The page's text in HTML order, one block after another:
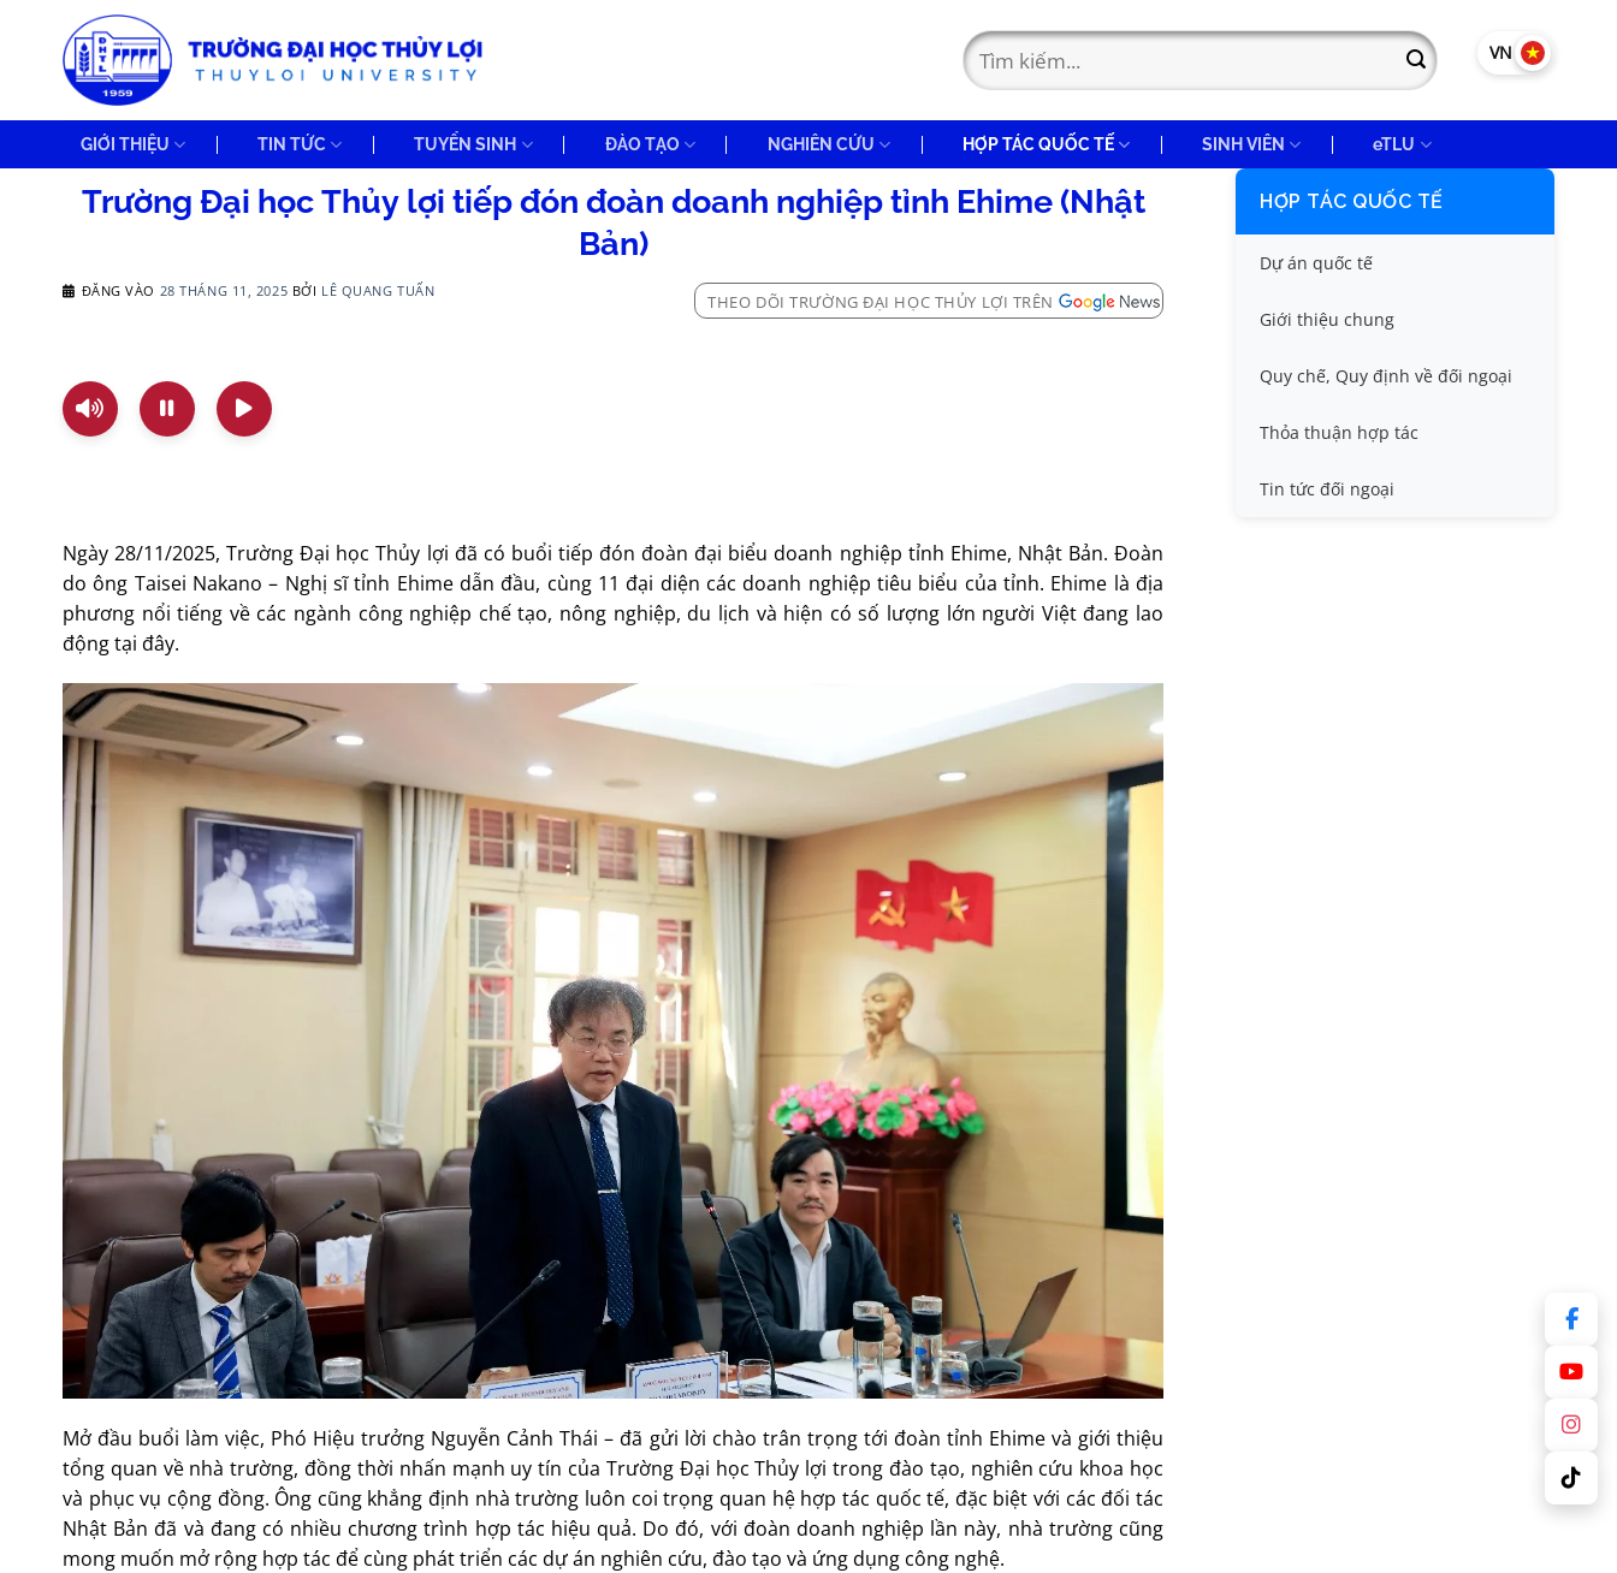
VN EN
GIỚI THIỆU TIN TỨC TUYỂN SINH ĐÀO TẠO NGHIÊN CỨU HỢP TÁC QUỐC TẾ SINH VIÊN eTLU
Trường Đại học Thủy lợi tiếp đón đoàn doanh nghiệp tỉnh Ehime (Nhật
Bản)
ĐĂNG VÀO 28 THÁNG 11, 2025 BỞI LÊ QUANG TUẤN
THEO DÕI TRƯỜNG ĐẠI HỌC THỦY LỢI TRÊN
Ngày 28/11/2025, Trường Đại học Thủy lợi đã có buổi tiếp đón đoàn đại biểu doanh nghiệp tỉnh Ehime, Nhật Bản. Đoàn
do ông Taisei Nakano – Nghị sĩ tỉnh Ehime dẫn đầu, cùng 11 đại diện các doanh nghiệp tiêu biểu của tỉnh. Ehime là địa
phương nổi tiếng về các ngành công nghiệp chế tạo, nông nghiệp, du lịch và hiện có số lượng lớn người Việt đang lao
động tại đây.
Mở đầu buổi làm việc, Phó Hiệu trưởng Nguyễn Cảnh Thái – đã gửi lời chào trân trọng tới đoàn tỉnh Ehime và giới thiệu
tổng quan về nhà trường, đồng thời nhấn mạnh uy tín của Trường Đại học Thủy lợi trong đào tạo, nghiên cứu khoa học
và phục vụ cộng đồng. Ông cũng khẳng định nhà trường luôn coi trọng quan hệ hợp tác quốc tế, đặc biệt với các đối tác
Nhật Bản đã và đang có nhiều chương trình hợp tác hiệu quả. Do đó, với đoàn doanh nghiệp lần này, nhà trường cũng
mong muốn mở rộng hợp tác để cùng phát triển các dự án nghiên cứu, đào tạo và ứng dụng công nghệ.
HỢP TÁC QUỐC TẾ
Dự án quốc tế
Giới thiệu chung
Quy chế, Quy định về đối ngoại
Thỏa thuận hợp tác
Tin tức đối ngoại